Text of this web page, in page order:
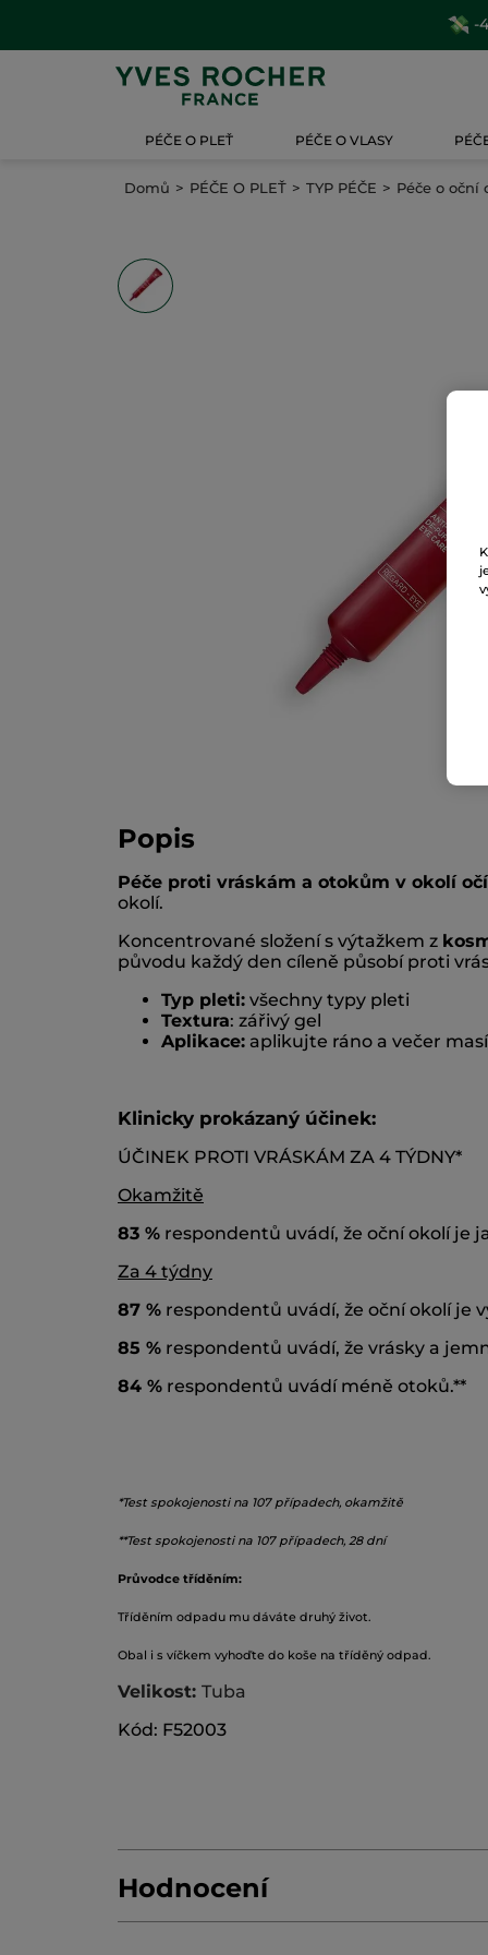
-
PÉČE O PLEŤ PÉČE O VLASY
Domů PÉČE O PLEŤ TYP PÉČE Péče o oční
Popis
Péče proti vráskám a otokům v okolí očí
okolí.
Koncentrované složení s výtažkem z
původu každý den cíleně působí proti
Typ pleti: všechny typy pleti
Textura: zářivý gel
Aplikace: aplikujte ráno a večer
Klinicky prokázaný účinek:
ÚČINEK PROTI VRÁSKÁM ZA 4 TÝDNY*
Okamžitě
83 % respondentů uvádí, že oční okolí je
Za 4 týdny
87 % respondentů uvádí, že oční okolí je
85 % respondentů uvádí, že vrásky a
84 % respondentů uvádí méně otoků.**
*Test spokojenosti na 107 případech, okamžitě
**Test spokojenosti na 107 případech, 28 dní
Průvodce tříděním:
Tříděním odpadu mu dáváte druhý život.
Obal i s víčkem vyhoďte do koše na tříděný odpad.
Velikost: Tuba
Kód: F52003
Hodnocení